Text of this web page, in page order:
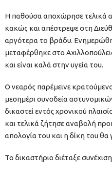
Η παθούσα αποχώρησε τελικά
κακώς και απέστρεψε στη
αργότερα το βράδυ.
μεταφέρθηκε στο
και είναι καλά στην υγεία του.
Ο νεαρός παρέμεινε
μεσημέρι συνοδεία
δικαστεί εντός χρονικού
και τελικά ζήτησε αναβολή
απολογία του και η δίκη του θα
Το δικαστήριο διέταξε